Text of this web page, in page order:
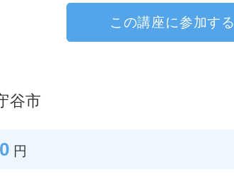
この講座に参加する
谷市
円